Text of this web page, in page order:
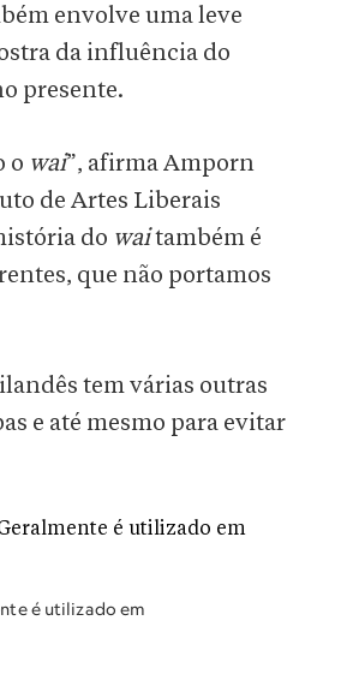
envolve uma leve
da influência do
presente.
o wai”, afirma Amporn
de Artes Liberais
do waitambém é
que não portamos
tem várias outras
e até mesmo para evitar
é utilizado em